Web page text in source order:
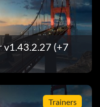
v1.43.2.27 (+7
Trainers